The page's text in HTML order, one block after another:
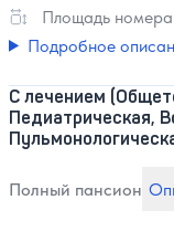
Площадь
Подробное
С лечением
Педиатрическая,
Полный пансион